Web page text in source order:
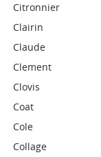
Citronnier
Clairin
Claude
Clement
Clovis
Coat
Cole
Collage